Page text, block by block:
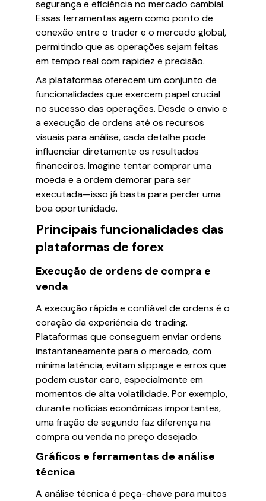
segurança e eficiência no mercado cambial.
Essas ferramentas agem como ponto de
conexão entre o trader e o mercado global,
permitindo que as operações sejam feitas
em tempo real com rapidez e precisão.
As plataformas oferecem um conjunto de
funcionalidades que exercem papel crucial
no sucesso das operações. Desde o envio e
a execução de ordens até os recursos
visuais para análise, cada detalhe pode
influenciar diretamente os resultados
financeiros. Imagine tentar comprar uma
moeda e a ordem demorar para ser
executada—isso já basta para perder uma
boa oportunidade.
Principais funcionalidades das
plataformas de forex
Execução de ordens de compra e
venda
A execução rápida e confiável de ordens é o
coração da experiência de trading.
Plataformas que conseguem enviar ordens
instantaneamente para o mercado, com
mínima latência, evitam slippage e erros que
podem custar caro, especialmente em
momentos de alta volatilidade. Por exemplo,
durante notícias econômicas importantes,
uma fração de segundo faz diferença na
compra ou venda no preço desejado.
Gráficos e ferramentas de análise
técnica
A análise técnica é peça-chave para muitos